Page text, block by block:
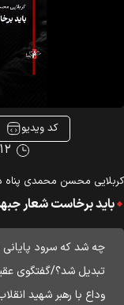
کد ویدیو
۰۲:۱۲
محسن محمدی پناه در
باید برخاست شعار
چه شد که سرود
تبدیل شد؟/گفتگوی
وداع با رهبر شهید